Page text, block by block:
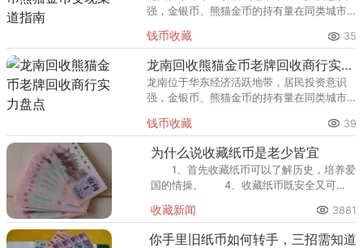
强，金银币、熊猫金币的持有量在同类城市
熊猫金币的需求就明显升温，但鱼龙混杂的
回收渠道里，能精准识别版别溢
钱币收藏 35
龙南回收熊猫金币老牌回收商行实力盘点
龙南位于华东经济活跃地带，居民投资意识
强，金银币、熊猫金币的持有量在同类城市
熊猫金币的需求就明显升温，但鱼龙混杂的
回收渠道里，能精准识别版别溢
钱币收藏 39
为什么说收藏纸币是老少皆宜
1、首先收藏纸币可以了解历史，培养爱
国的情操。 4、收藏纸币既安全又可
效果绝不比写字画画，游山玩水差。
收藏新闻 3881
你手里旧纸币如何转手，三招需知道